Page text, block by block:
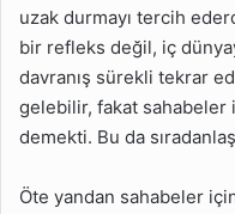
uzak durmayı tercih
bir refleks değil, iç
davranış sürekli tekrar
gelebilir, fakat sahabeler
demekti. Bu da
Öte yandan sahabeler